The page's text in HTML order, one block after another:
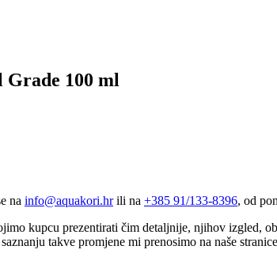
100 ml
na info@aquakori.hrili na +385 91/133-8396, od
kupcu prezentirati čim detaljnije, njihov izgled,
takve promjene mi prenosimo na naše